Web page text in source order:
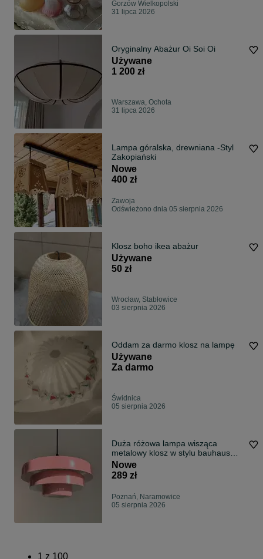
Gorzów Wielkopolski
31 lipca 2026
Oryginalny Abażur Oi Soi Oi
Używane
1 200 zł
Warszawa, Ochota
31 lipca 2026
Lampa góralska, drewniana -Styl
Zakopiański
Nowe
400 zł
Zawoja
Odświeżono dnia 05 sierpnia 2026
Klosz boho ikea abażur
Używane
50 zł
Wrocław, Stabłowice
03 sierpnia 2026
Oddam za darmo klosz na lampę
Używane
Za darmo
Świdnica
05 sierpnia 2026
Duża różowa lampa wisząca
metalowy klosz w stylu bauhaus
retro vintage
Nowe
289 zł
Poznań, Naramowice
05 sierpnia 2026
1 z 100